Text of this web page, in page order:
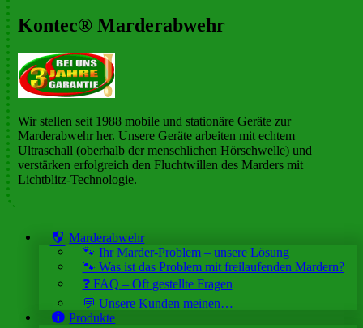
Kontec® Marderabwehr
Wir stellen seit 1988 mobile und stationäre Geräte zur
Marderabwehr her. Unsere Geräte arbeiten mit echtem
Ultraschall (oberhalb der menschlichen Hörschwelle) und
verstärken erfolgreich den Fluchtwillen des Marders mit
Lichtblitz-Technologie.
Marderabwehr
🐾 Ihr Marder-Problem – unsere Lösung
🐾 Was ist das Problem mit freilaufenden Mardern?
❓ FAQ – Oft gestellte Fragen
💬 Unsere Kunden meinen…
Produkte